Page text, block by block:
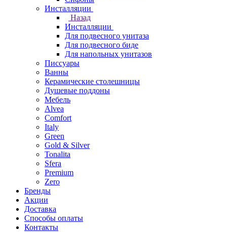
Инсталляции
Назад
Инсталляции
Для подвесного унитаза
Для подвесного биде
Для напольных унитазов
Писсуары
Ванны
Керамические столешницы
Душевые поддоны
Мебель
Alvea
Comfort
Italy
Green
Gold & Silver
Tonalita
Sfera
Premium
Zero
Бренды
Акции
Доставка
Способы оплаты
Контакты